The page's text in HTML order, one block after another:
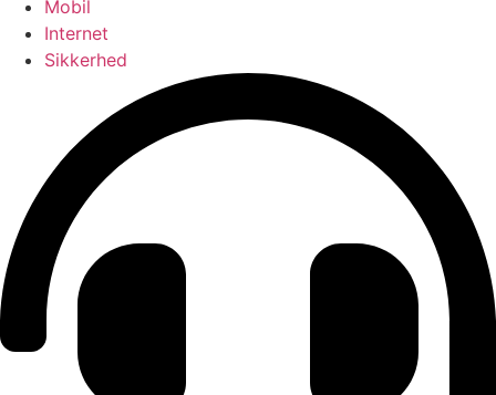
Mobil
Internet
Sikkerhed